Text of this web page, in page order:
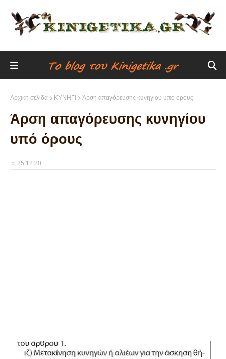
Αρχική σελίδα ΚΥΝΗΓΙ Άρση απαγόρευσης κυνηγίου υπό όρους
Άρση απαγόρευσης κυνηγίου
υπό όρους
☆ 25.12.20